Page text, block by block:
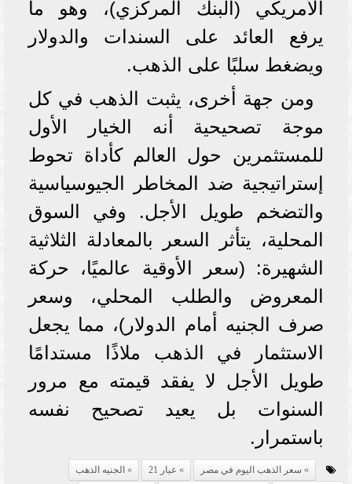
الأمريكي (البنك المركزي)، وهو ما
يرفع العائد على السندات والدولار
ويضغط سلبًا على الذهب.
ومن جهة أخرى، يثبت الذهب في كل
موجة تصحيحية أنه الخيار الأول
للمستثمرين حول العالم كأداة تحوط
إستراتيجية ضد المخاطر الجيوسياسية
والتضخم طويل الأجل. وفي السوق
المحلية، يتأثر السعر بالمعادلة الثلاثية
الشهيرة: (سعر الأوقية عالميًا، حركة
المعروض والطلب المحلي، وسعر
صرف الجنيه أمام الدولار)، مما يجعل
الاستثمار في الذهب ملاذًا مستدامًا
طويل الأجل لا يفقد قيمته مع مرور
السنوات بل يعيد تصحيح نفسه
باستمرار.
سعر الذهب اليوم في مصر عيار 21
الجنيه الذهب